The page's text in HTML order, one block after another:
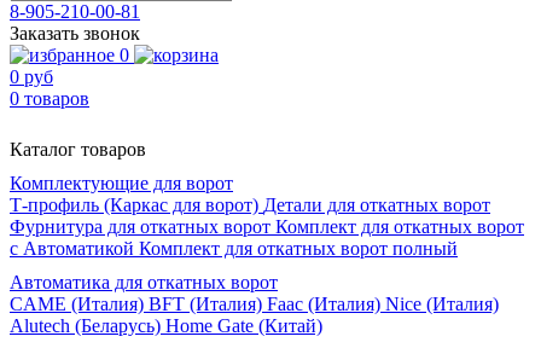
8-905-210-00-81
Заказать звонок
0
0 руб
0 товаров
Каталог товаров
Комплектующие для ворот
Т-профиль (Каркас для ворот) Детали для откатных ворот
Фурнитура для откатных ворот Комплект для откатных ворот
с Автоматикой Комплект для откатных ворот полный
Автоматика для откатных ворот
CAME (Италия) BFT (Италия) Faac (Италия) Nice (Италия)
Alutech (Беларусь) Home Gate (Китай)